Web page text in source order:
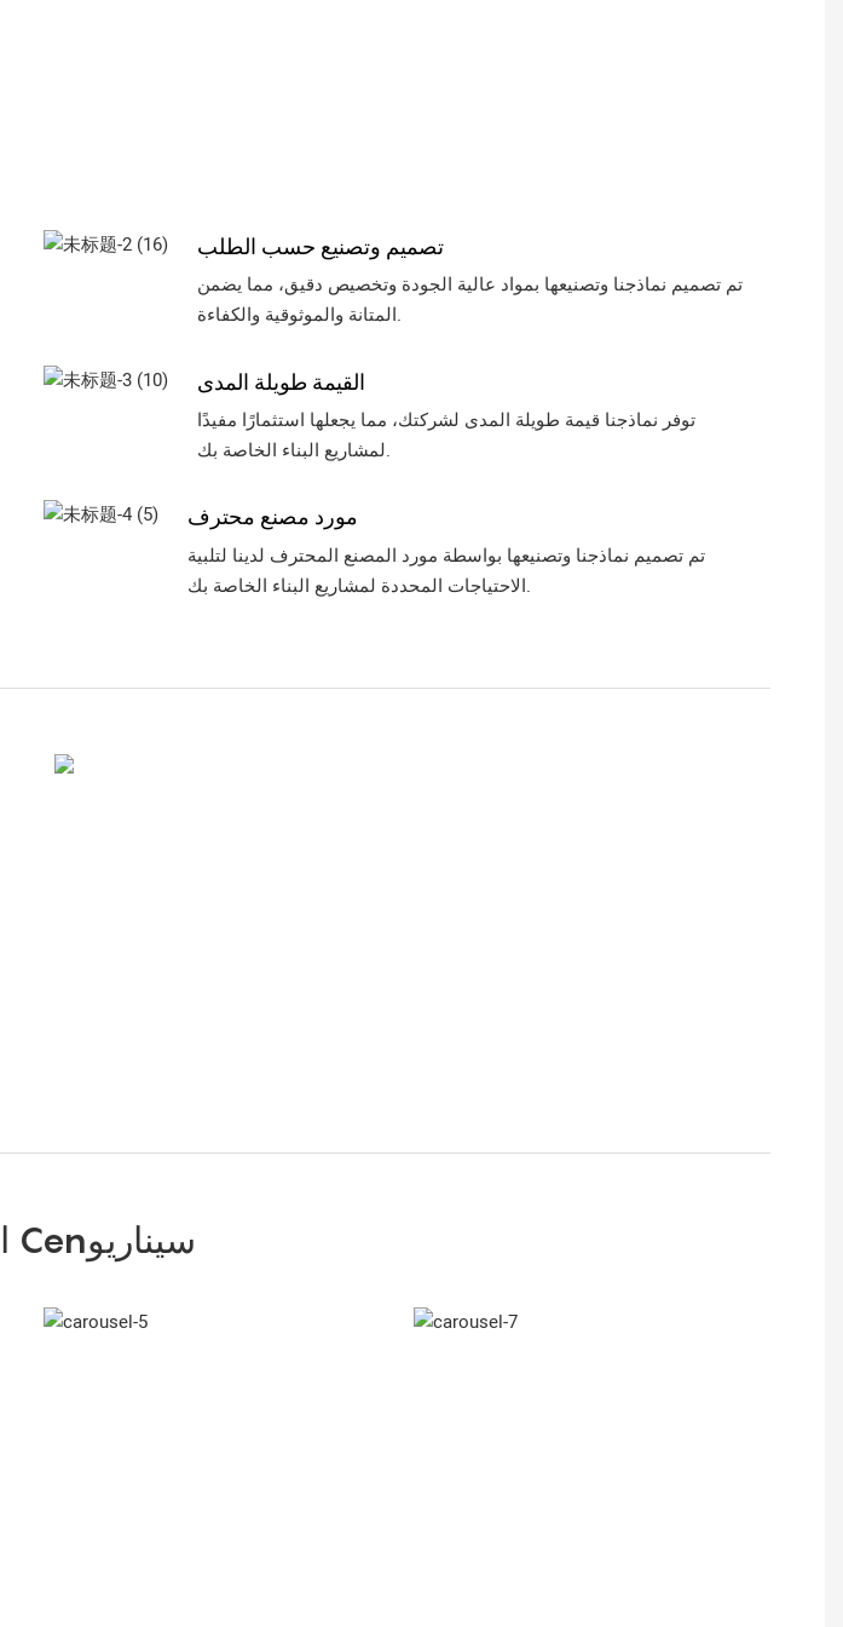
تصميم وتصنيع حسب الطلب
تم تصميم نماذجنا وتصنيعها بمواد عالية الجودة وتخصيص دقيق، مما يضمن
المتانة والموثوقية والكفاءة.
القيمة طويلة المدى
توفر نماذجنا قيمة طويلة المدى لشركتك، مما يجعلها استثمارًا مفيدًا
لمشاريع البناء الخاصة بك.
مورد مصنع محترف
تم تصميم نماذجنا وتصنيعها بواسطة مورد المصنع المحترف لدينا لتلبية
الاحتياجات المحددة لمشاريع البناء الخاصة بك.
Plicالدعاء Cenسيناريو